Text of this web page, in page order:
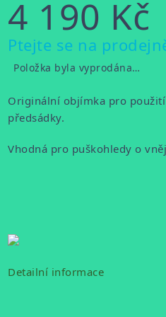
4 190 Kč
Měrná
cena:
Ptejte se na
Položka byla vyprodána…
Originální objímka pro
předsádky.
Vhodná pro puškohledy o
Detailní informace